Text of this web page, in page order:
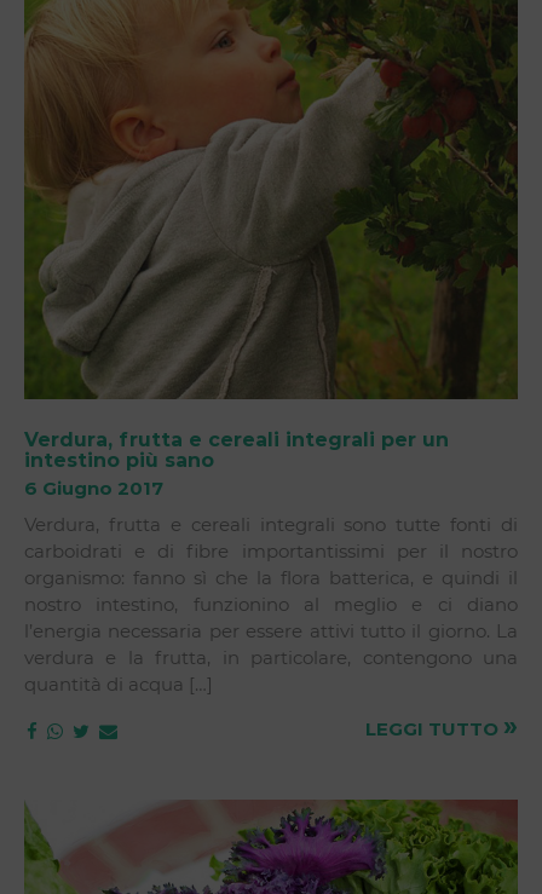
Verdura, frutta e cereali integrali per un
intestino più sano
6 Giugno 2017
Verdura, frutta e cereali integrali sono tutte fonti di
carboidrati e di fibre importantissimi per il nostro
organismo: fanno sì che la flora batterica, e quindi il
nostro intestino, funzionino al meglio e ci diano
l’energia necessaria per essere attivi tutto il giorno. La
verdura e la frutta, in particolare, contengono una
quantità di acqua […]
LEGGI TUTTO »